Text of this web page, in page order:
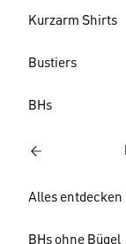
Kurzarm Shirts
Bustiers
BHs
Alles entdecken
BHs ohne Bügel